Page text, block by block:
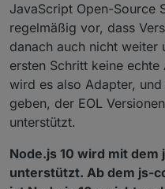
JavaScript Open-Source
regelmäßig vor, dass
danach auch nicht weiter
ersten Schritt keine
wird es also Adapter,
geben, der EOL
unterstützt.
Node.js 10 wird mit
unterstützt. Ab dem js-